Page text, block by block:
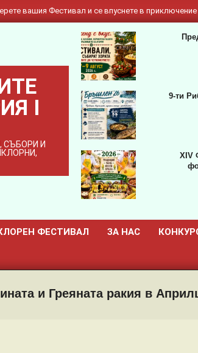
вашия Фестивал и се впуснете в
I
СЪБОРИ И
9-ти
XIV
ФЕСТИВАЛ ЗА НАС
и Греяната ракия в